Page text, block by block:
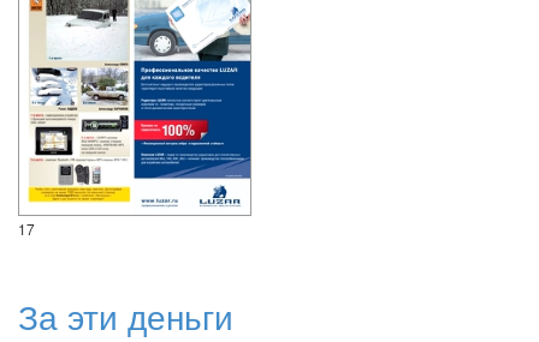
17
За эти деньги